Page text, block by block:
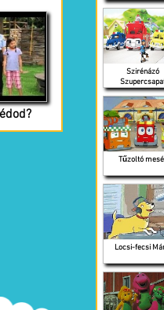
Szirénázó
Tűzoltó
Locsi-fecsi